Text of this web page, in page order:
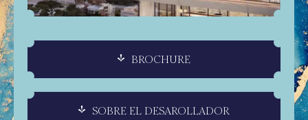
BROCHURE
SOBRE EL DESAROLLADOR